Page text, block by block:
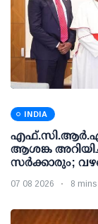
INDIA
എഫ്.സി.ആര്‍.എ
ആശങ്ക
സര്‍ക്കാരും;
07 08 2026 8 mins